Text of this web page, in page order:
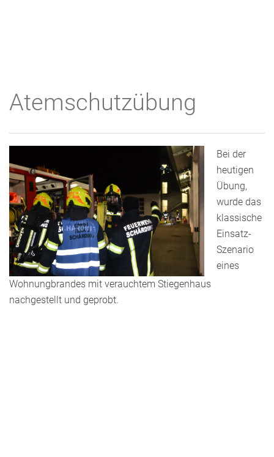
Atemschutzübung
Bei der
heutigen
Übung,
wurde das
klassische
Einsatz-
Szenario
eines
Wohnungbrandes mit verauchtem Stiegenhaus
nachgestellt und geprobt.